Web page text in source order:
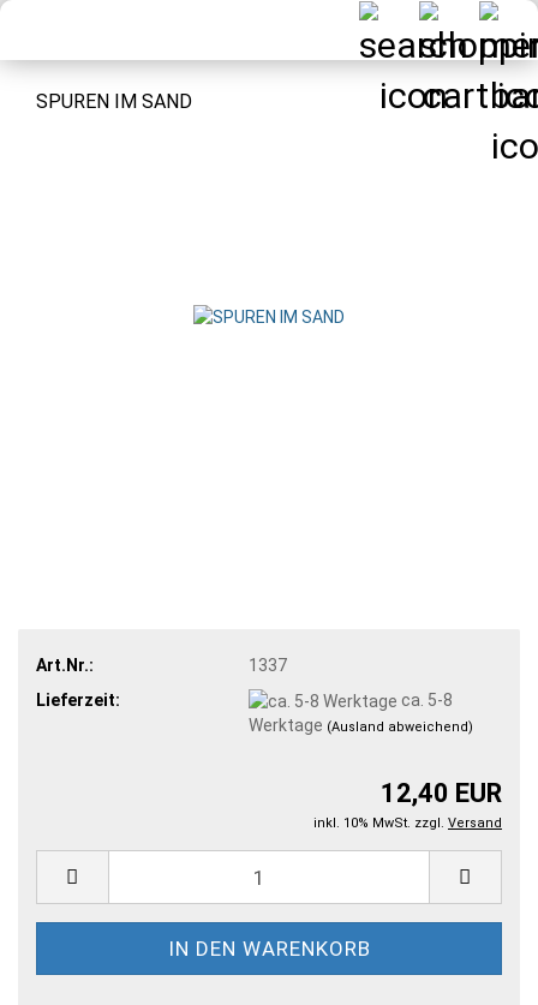
SPUREN IM SAND
Art.Nr.:
1337
Lieferzeit:
ca. 5-8
Werktage (Ausland abweichend)
12,40 EUR
inkl. 10% MwSt. zzgl. Versand